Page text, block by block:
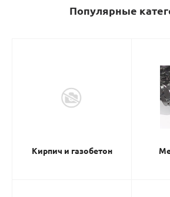
Популярные
Кирпич и газобетон